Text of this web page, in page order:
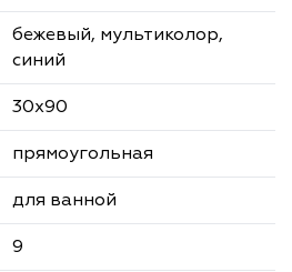
бежевый, мультиколор,
синий
30х90
прямоугольная
для ванной
9